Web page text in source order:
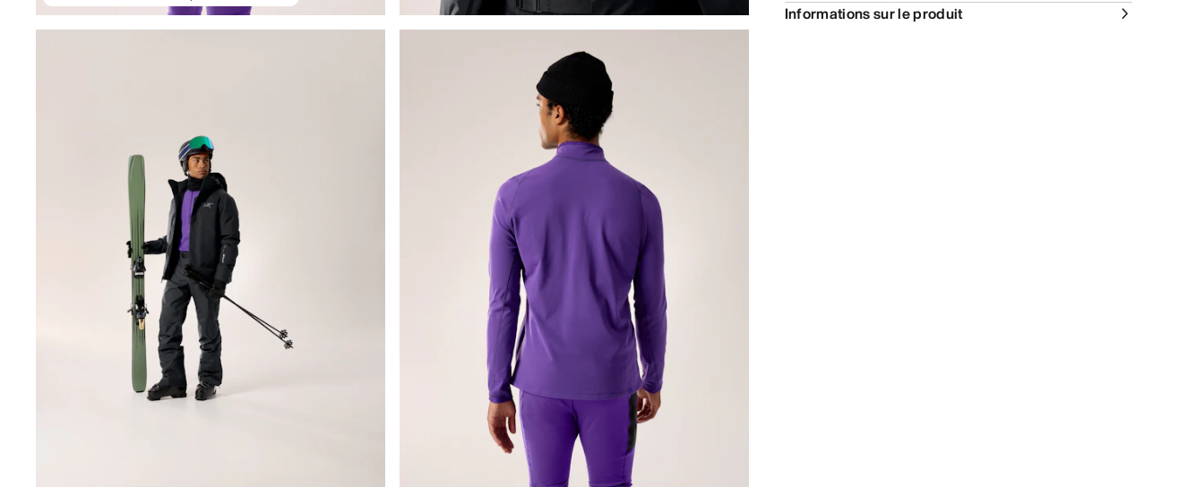
Informations sur le produit